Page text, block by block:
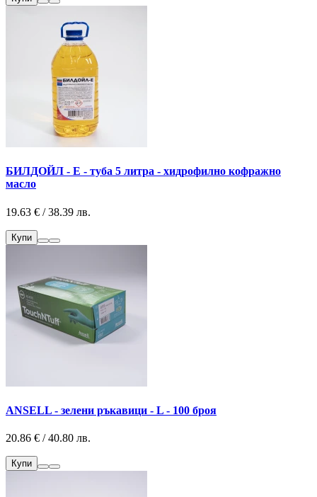
БИЛДОЙЛ - Е - туба 5 литра - хидрофилно кофражно
масло
19.63 € / 38.39 лв.
Купи
ANSELL - зелени ръкавици - L - 100 броя
20.86 € / 40.80 лв.
Купи